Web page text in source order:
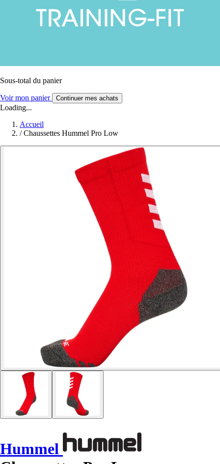
Sous-total du panier
Voir mon panier Continuer mes achats
Loading...
Accueil
/ Chaussettes Hummel Pro Low
Hummel